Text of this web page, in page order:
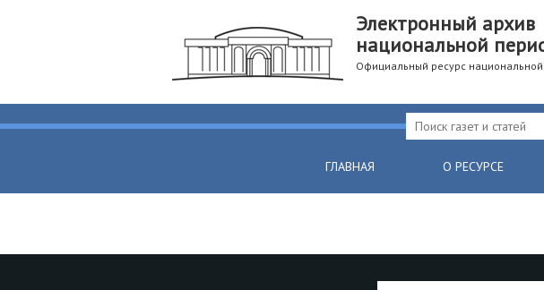
Электронный архив
национальной
Официальный ресурс национальной
ГЛАВНАЯ О РЕСУРСЕ